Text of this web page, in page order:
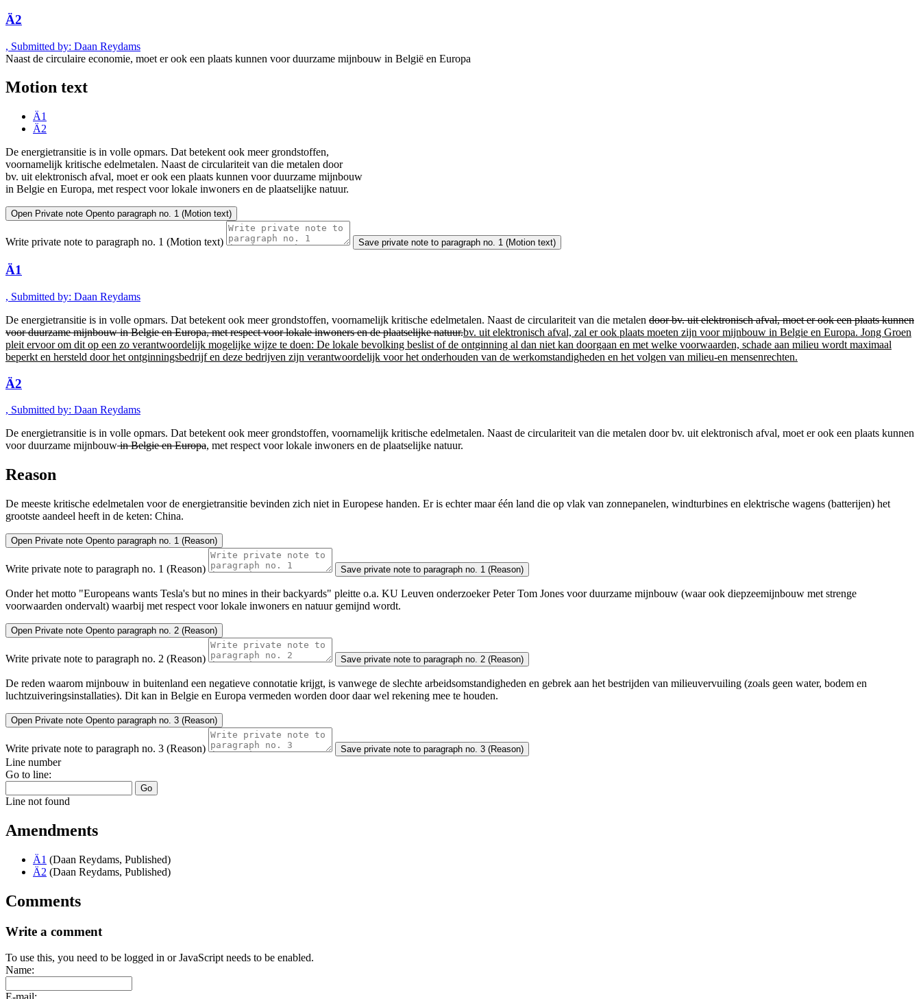
Ä2
, Submitted by: Daan Reydams
Naast de circulaire economie, moet er ook een plaats kunnen voor duurzame mijnbouw in België en Europa
Motion text
Ä1
Ä2
De energietransitie is in volle opmars. Dat betekent ook meer grondstoffen,
voornamelijk kritische edelmetalen. Naast de circulariteit van die metalen door
bv. uit elektronisch afval, moet er ook een plaats kunnen voor duurzame mijnbouw
in Belgie en Europa, met respect voor lokale inwoners en de plaatselijke natuur.
Open Private note Opento paragraph no. 1 (Motion text)
Write private note to paragraph no. 1 (Motion text) Save private note to paragraph no. 1 (Motion text)
Ä1
, Submitted by: Daan Reydams
De energietransitie is in volle opmars. Dat betekent ook meer grondstoffen, voornamelijk kritische edelmetalen. Naast de circulariteit van die metalen door bv. uit elektronisch afval, moet er ook een plaats kunnen
voor duurzame mijnbouw in Belgie en Europa, met respect voor lokale inwoners en de plaatselijke natuur.bv. uit elektronisch afval, zal er ook plaats moeten zijn voor mijnbouw in Belgie en Europa. Jong Groen
pleit ervoor om dit op een zo verantwoordelijk mogelijke wijze te doen: De lokale bevolking beslist of de ontginning al dan niet kan doorgaan en met welke voorwaarden, schade aan milieu wordt maximaal
beperkt en hersteld door het ontginningsbedrijf en deze bedrijven zijn verantwoordelijk voor het onderhouden van de werkomstandigheden en het volgen van milieu-en mensenrechten.
Ä2
, Submitted by: Daan Reydams
De energietransitie is in volle opmars. Dat betekent ook meer grondstoffen, voornamelijk kritische edelmetalen. Naast de circulariteit van die metalen door bv. uit elektronisch afval, moet er ook een plaats kunnen
voor duurzame mijnbouwin Belgie en Europa, met respect voor lokale inwoners en de plaatselijke natuur.
Reason
De meeste kritische edelmetalen voor de energietransitie bevinden zich niet in Europese handen. Er is echter maar één land die op vlak van zonnepanelen, windturbines en elektrische wagens (batterijen) het
grootste aandeel heeft in de keten: China.
Open Private note Opento paragraph no. 1 (Reason)
Write private note to paragraph no. 1 (Reason) Save private note to paragraph no. 1 (Reason)
Onder het motto "Europeans wants Tesla's but no mines in their backyards" pleitte o.a. KU Leuven onderzoeker Peter Tom Jones voor duurzame mijnbouw (waar ook diepzeemijnbouw met strenge
voorwaarden ondervalt) waarbij met respect voor lokale inwoners en natuur gemijnd wordt.
Open Private note Opento paragraph no. 2 (Reason)
Write private note to paragraph no. 2 (Reason) Save private note to paragraph no. 2 (Reason)
De reden waarom mijnbouw in buitenland een negatieve connotatie krijgt, is vanwege de slechte arbeidsomstandigheden en gebrek aan het bestrijden van milieuvervuiling (zoals geen water, bodem en
luchtzuiveringsinstallaties). Dit kan in Belgie en Europa vermeden worden door daar wel rekening mee te houden.
Open Private note Opento paragraph no. 3 (Reason)
Write private note to paragraph no. 3 (Reason) Save private note to paragraph no. 3 (Reason)
Line number
Go to line:
Go
Line not found
Amendments
Ä1 (Daan Reydams, Published)
Ä2 (Daan Reydams, Published)
Comments
Write a comment
To use this, you need to be logged in or JavaScript needs to be enabled.
Name: